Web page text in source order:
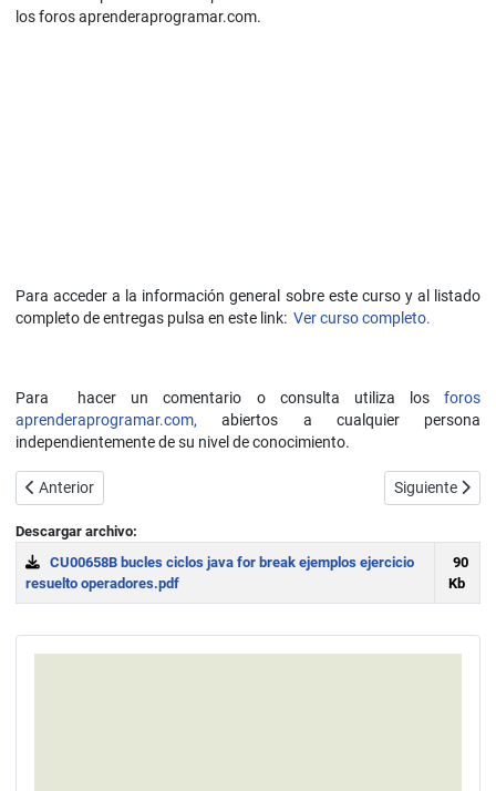
los foros aprenderaprogramar.com.
Para acceder a la información general sobre este curso y al listado
completo de entregas pulsa en este link: Ver curso completo.
Para hacer un comentario o consulta utiliza losforos
aprenderaprogramar.com, abiertos a cualquier persona
independientemente de su nivel de conocimiento.
Artículo anterior: Pedir datos en Java por consola (teclado).
Anterior Artículo
Siguiente
Descargar archivo:
CU00658B bucles ciclos java for break ejemplos ejercicio
resuelto operadores.pdf
90
Kb